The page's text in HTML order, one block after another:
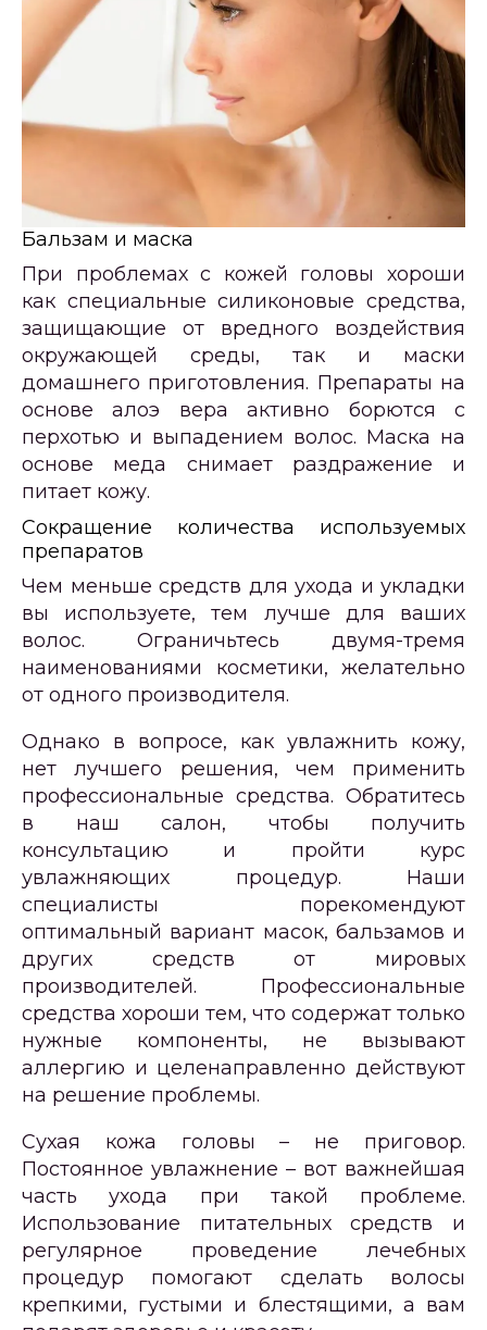
Бальзам и маска
При проблемах с кожей головы хороши
как специальные силиконовые средства,
защищающие от вредного воздействия
окружающей среды, так и маски
домашнего приготовления. Препараты на
основе алоэ вера активно борются с
перхотью и выпадением волос. Маска на
основе меда снимает раздражение и
питает кожу.
Сокращение количества используемых
препаратов
Чем меньше средств для ухода и укладки
вы используете, тем лучше для ваших
волос. Ограничьтесь двумя-тремя
наименованиями косметики, желательно
от одного производителя.
Однако в вопросе, как увлажнить кожу,
нет лучшего решения, чем применить
профессиональные средства. Обратитесь
в наш салон, чтобы получить
консультацию и пройти курс
увлажняющих процедур. Наши
специалисты порекомендуют
оптимальный вариант масок, бальзамов и
других средств от мировых
производителей. Профессиональные
средства хороши тем, что содержат только
нужные компоненты, не вызывают
аллергию и целенаправленно действуют
на решение проблемы.
Сухая кожа головы – не приговор.
Постоянное увлажнение – вот важнейшая
часть ухода при такой проблеме.
Использование питательных средств и
регулярное проведение лечебных
процедур помогают сделать волосы
крепкими, густыми и блестящими, а вам